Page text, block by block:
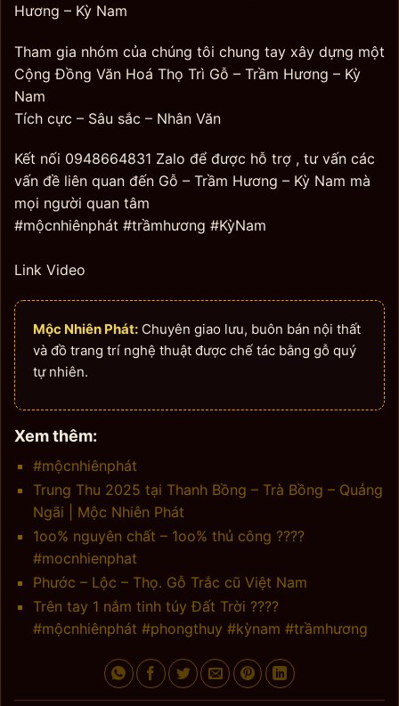
Hương – Kỳ Nam
Tham gia nhóm của chúng tôi chung tay xây dựng một
Cộng Đồng Văn Hoá Thọ Trì Gỗ – Trầm Hương – Kỳ
Nam
Tích cực – Sâu sắc – Nhân Văn
Kết nối 0948664831 Zalo để được hỗ trợ , tư vấn các
vấn đề liên quan đến Gỗ – Trầm Hương – Kỳ Nam mà
mọi người quan tâm
#mộcnhiênphát #trầmhương #KỳNam
Link Video
Mộc Nhiên Phát: Chuyên giao lưu, buôn bán nội thất
và đồ trang trí nghệ thuật được chế tác bằng gỗ quý
tự nhiên.
Xem thêm:
#mộcnhiênphát
Trung Thu 2025 tại Thanh Bồng – Trà Bồng – Quảng
Ngãi | Mộc Nhiên Phát
1oo% nguyên chất – 1oo% thủ công ????
#mocnhienphat
Phước – Lộc – Thọ. Gỗ Trắc cũ Việt Nam
Trên tay 1 nắm tinh túy Đất Trời ????
#mộcnhiênphát #phongthuy #kỳnam #trầmhương